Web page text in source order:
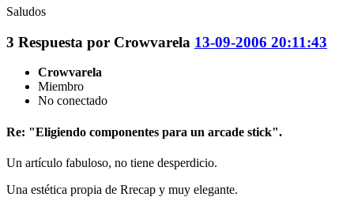
Saludos
3 Respuesta por Crowvarela 13-09-2006 20:11:43
Crowvarela
Miembro
No conectado
Re: "Eligiendo componentes para un arcade stick".
Un artículo fabuloso, no tiene desperdicio.
Una estética propia de Rrecap y muy elegante.